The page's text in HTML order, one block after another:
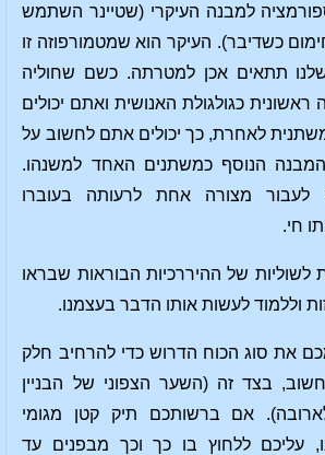
למבנה העיקרי (שטיינר השתמש
כשדיבר). העיקר הוא שמטמורפוזה זו
תתאים אכן למטרתה. כשם שחוליה
כגולגולת האנושית ואתם יכולים
לאחרת, כך יכולים אתם לחשוב על
המבנה הנוסף כמשתנים האחד למשנהו.
לעבור מצורה אחת לרעותה בעוברו
חי.
לשוליות של ההיררכיות הבוראות שבראו
וללמוד לעשות אותו הדבר בעצמנו.
את סוג הכוח הדרוש כדי להרחיב חלק
בצד זה (השער הצפוני של הבניין
אם ברשותכם תיק קטן מגומי
עליכם ללחוץ בו כך וכך מבפנים עד